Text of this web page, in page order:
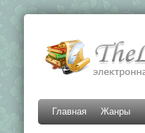
Главная Жанры